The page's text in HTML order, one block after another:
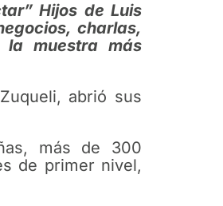
Hijos de Luis
charlas,
muestra más
abrió sus
más de 300
de primer nivel,